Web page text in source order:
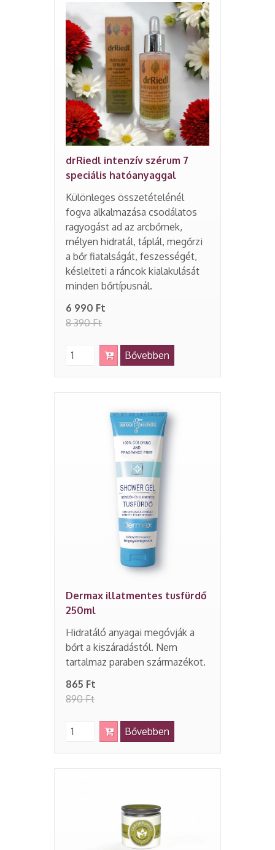
drRiedl intenzív szérum 7
speciális hatóanyaggal
Különleges összetételénél
fogva alkalmazása csodálatos
ragyogást ad az arcbőrnek,
mélyen hidratál, táplál, megőrzi
a bőr fiatalságát, feszességét,
késlelteti a ráncok kialakulását
minden bőrtípusnál.
6 990 Ft
8 390 Ft
Bővebben
Dermax illatmentes tusfürdő
250ml
Hidratáló anyagai megóvják a
bőrt a kiszáradástól. Nem
tartalmaz paraben származékot.
865 Ft
890 Ft
Bővebben